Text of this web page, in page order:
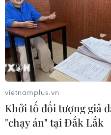
vietnamplus.vn
Khởi tố đối tượng giả
"chạy án" tại Đắk Lắk